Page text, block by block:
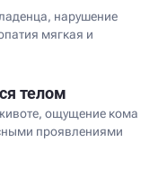
нарушение
мягкая и
телом
ощущение кома
проявлениями